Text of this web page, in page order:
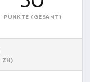
PUNKTE (GESAMT)
ZH)